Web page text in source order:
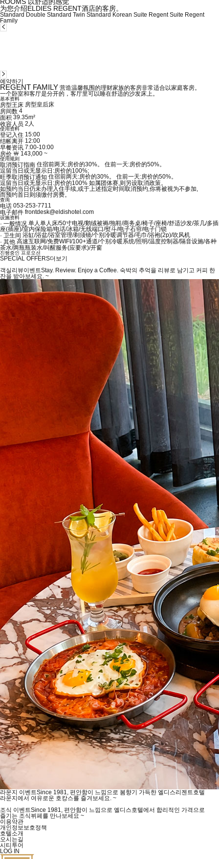
ROOMS 以舒适的感觉
为您介绍ELDIES REGENT酒店的客房。
Standard Double Standard Twin Standard Korean Suite Regent Suite Regent
Family
예약하기
REGENT FAMILY 营造温馨氛围的理财家族的客房非常适合以家庭客房。
一个卧室和客厅是分开的，客厅里可以睡在舒适的沙发床上。
基本资料
房型王床 房型皇后床
房间数 4
面积 39.35m²
收容人员 2人
使用资料
登记入住 15:00
结帐离开 12:00
早餐资讯 7:00-10:00
房价 ￦ 143,000 ~
使用规则
取消预订指南 住宿前两天:房价的30%。
住前一天:房价的50%。
逗留当日或无显示日:房价的100%;
旺季取消预订通知 住宿前两天:房价的30%。
住前一天:房价的50%。
逗留当日或无显示日:房价的100% 如属团体赛,则另设取消政策。
如预约当日仍未办理入住手续,或于上述指定时间取消预约,你将被视为不参加,
而预约首日则须缴付房费。
查询
电话 053-253-7711
电子邮件 frontdesk@eldishotel.com
设施资料
· 一般情况 单人单人床/50寸电视/鹅绒被褥/拖鞋/商务桌/椅子/座椅/舒适沙发/茶几/多插
座(插座)/室内保险箱/电话/冰箱/无线端口/熨斗/电子石帘/电子门锁
· 卫生间 浴缸/浴盆/浴室管理/剃须镜/个别冷暖调节器/毛巾/浴袍(2p)/吹风机
· 其他 高速互联网/免费WIFI/100+通道/个别冷暖系统/照明/温度控制器/隔音设施/各种
茶水/两瓶瓶装水/叫醒服务(应要求)/开窗
진행중인 프로모션
SPECIAL OFFERS더보기
객실리뷰이벤트Stay. Review. Enjoy a Coffee. 숙박의 추억을 리뷰로 남기고 커피 한
잔을 받아보세요. ~
라운지 이벤트Since 1981, 편안함이 느낌으로 봄향기 가득한 엘디스리젠트호텔
라운지에서 여유로운 호캉스를 즐겨보세요. ~
조식 이벤트Since 1981, 편안함이 느낌으로 엘디스호텔에서 합리적인 가격으로
즐기는 조식뷔페를 만나보세요 ~
이용약관
개인정보보호정책
호텔소개
오시는길
시티투어
LOG IN